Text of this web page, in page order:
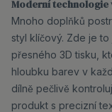
Moderní technologie
Mnoho doplňků
styl klíčový. Zde je
přesného 3D tisku,
hloubku barev v
dílně pečlivě
produkt s precizní